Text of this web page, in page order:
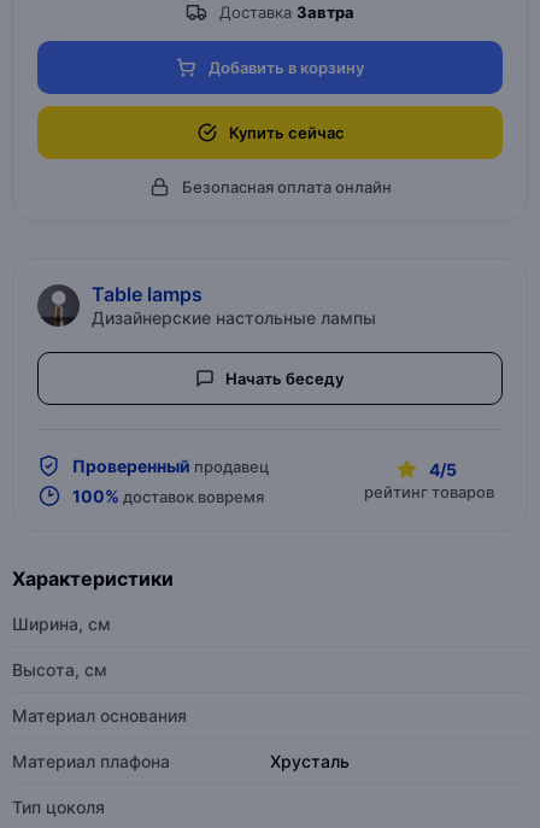
Доставка Завтра
Добавить в корзину
Купить сейчас
Безопасная оплата онлайн
Table lamps
Дизайнерские настольные лампы
Начать беседу
Проверенный продавец
100% доставок вовремя
4/5
рейтинг товаров
Характеристики
Ширина, см
Высота, см
Материал основания
Материал плафона Хрусталь
Тип цоколя